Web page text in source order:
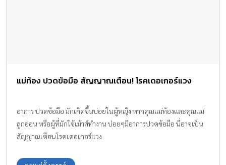
แม่ท้อง ปวดข้อมือ สัญญาณเตือน! โรคเดอเกอร์แวง
อาการ ปวดข้อมือ มักเกิดขึ้นบ่อยในผู้หญิง หากคุณแม่ท้องและคุณแม่
ลูกอ่อน หรือผู้ที่มักใช้เม้าส์ทำงาน บ่อยๆมีอาการปวดข้อมือ นี่อาจเป็น
สัญญาณเตือนโรคเดอเกอร์แวง